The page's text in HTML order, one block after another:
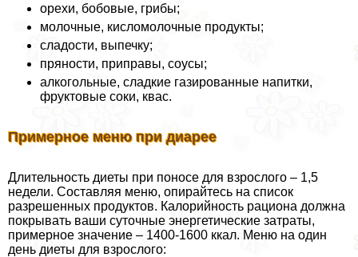
орехи, бобовые, грибы;
молочные, кисломолочные продукты;
сладости, выпечку;
пряности, приправы, соусы;
алкогольные, сладкие газированные напитки,
фруктовые соки, квас.
Примерное меню при диарее
Длительность диеты при поносе для взрослого – 1,5
недели. Составляя меню, опирайтесь на список
разрешенных продуктов. Калорийность рациона должна
покрывать ваши суточные энергетические затраты,
примерное значение – 1400-1600 ккал. Меню на один
день диеты для взрослого: